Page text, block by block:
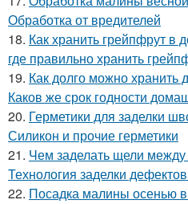
Обработка от вредителей
18. Как хранить грейпфрут в
где правильно хранить
19. Как долго можно хранить
Каков же срок годности
20. Герметики для заделки
Силикон и прочие герметики
21. Чем заделать щели
Технология заделки
22. Посадка малины осенью в